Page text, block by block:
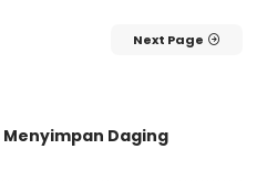
Next Page
Menyimpan Daging